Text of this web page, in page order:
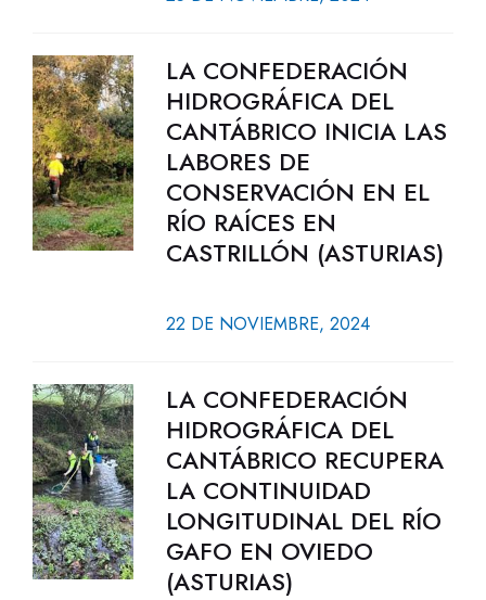
LA CONFEDERACIÓN
HIDROGRÁFICA DEL
CANTÁBRICO INICIA LAS
LABORES DE
CONSERVACIÓN EN EL
RÍO RAÍCES EN
CASTRILLÓN (ASTURIAS)
22 DE NOVIEMBRE, 2024
LA CONFEDERACIÓN
HIDROGRÁFICA DEL
CANTÁBRICO RECUPERA
LA CONTINUIDAD
LONGITUDINAL DEL RÍO
GAFO EN OVIEDO
(ASTURIAS)